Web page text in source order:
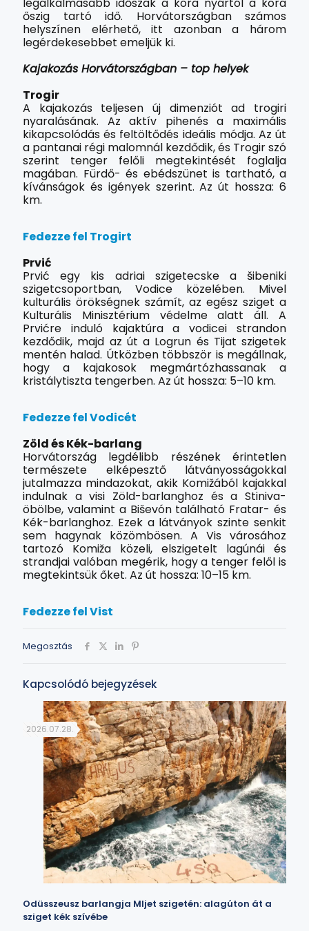
őszig tartó idő. Horvátországban számos
helyszínen elérhető, itt azonban a három
legérdekesebbet emeljük ki.
Kajakozás Horvátországban – top helyek
Trogir
A kajakozás teljesen új dimenziót ad trogiri
nyaralásának. Az aktív pihenés a maximális
kikapcsolódás és feltöltődés ideális módja. Az út
a pantanai régi malomnál kezdődik, és Trogir szó
szerint tenger felőli megtekintését foglalja
magában. Fürdő- és ebédszünet is tartható, a
kívánságok és igények szerint. Az út hossza: 6
km.
Fedezze fel Trogirt
Prvić
Prvić egy kis adriai szigetecske a šibeniki
szigetcsoportban, Vodice közelében. Mivel
kulturális örökségnek számít, az egész sziget a
Kulturális Minisztérium védelme alatt áll. A
Prvićre induló kajaktúra a vodicei strandon
kezdődik, majd az út a Logrun és Tijat szigetek
mentén halad. Útközben többször is megállnak,
hogy a kajakosok megmártózhassanak a
kristálytiszta tengerben. Az út hossza: 5–10 km.
Fedezze fel Vodicét
Zöld és Kék-barlang
Horvátország legdélibb részének érintetlen
természete elképesztő látványosságokkal
jutalmazza mindazokat, akik Komižából kajakkal
indulnak a visi Zöld-barlanghoz és a Stiniva-
öbölbe, valamint a Biševón található Fratar- és
Kék-barlanghoz. Ezek a látványok szinte senkit
sem hagynak közömbösen. A Vis városához
tartozó Komiža közeli, elszigetelt lagúnái és
strandjai valóban megérik, hogy a tenger felől is
megtekintsük őket. Az út hossza: 10–15 km.
Fedezze fel Vist
Megosztás
Kapcsolódó bejegyzések
2026.07.28.
Odüsszeusz barlangja Mljet szigetén: alagúton át a
sziget kék szívébe